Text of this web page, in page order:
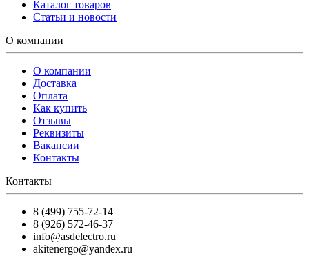
Каталог товаров
Статьи и новости
О компании
О компании
Доставка
Оплата
Как купить
Отзывы
Реквизиты
Вакансии
Контакты
Контакты
8 (499) 755-72-14
8 (926) 572-46-37
info@asdelectro.ru
akitenergo@yandex.ru